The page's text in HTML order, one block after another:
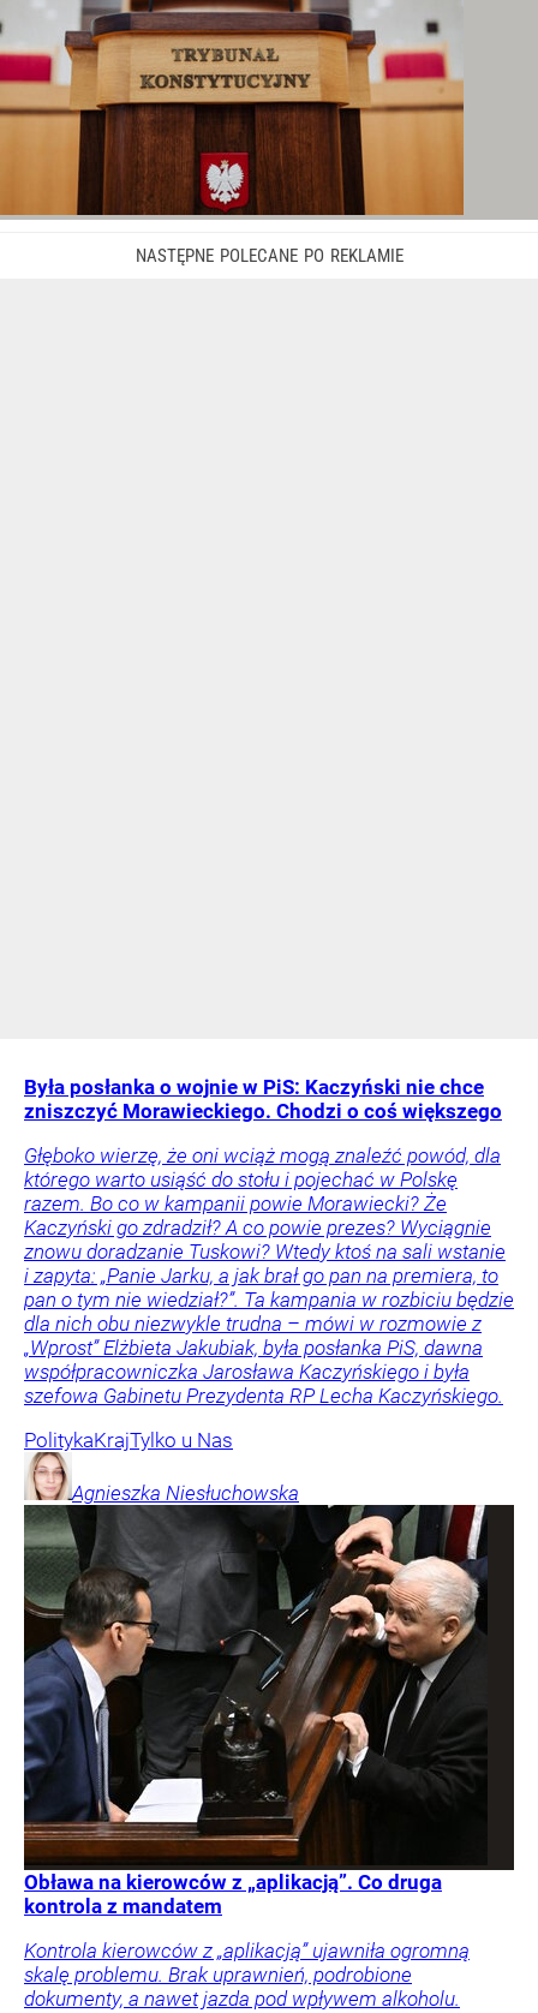
Była posłanka o wojnie w PiS: Kaczyński nie chce
zniszczyć Morawieckiego. Chodzi o coś większego
Głęboko wierzę, że oni wciąż mogą znaleźć powód, dla
którego warto usiąść do stołu i pojechać w Polskę
razem. Bo co w kampanii powie Morawiecki? Że
Kaczyński go zdradził? A co powie prezes? Wyciągnie
znowu doradzanie Tuskowi? Wtedy ktoś na sali wstanie
i zapyta: „Panie Jarku, a jak brał go pan na premiera, to
pan o tym nie wiedział?”. Ta kampania w rozbiciu będzie
dla nich obu niezwykle trudna – mówi w rozmowie z
„Wprost” Elżbieta Jakubiak, była posłanka PiS, dawna
współpracowniczka Jarosława Kaczyńskiego i była
szefowa Gabinetu Prezydenta RP Lecha Kaczyńskiego.
PolitykaKrajTylko u Nas
Agnieszka Niesłuchowska
Obława na kierowców z „aplikacją”. Co druga
kontrola z mandatem
Kontrola kierowców z „aplikacją” ujawniła ogromną
skalę problemu. Brak uprawnień, podrobione
dokumenty, a nawet jazda pod wpływem alkoholu.